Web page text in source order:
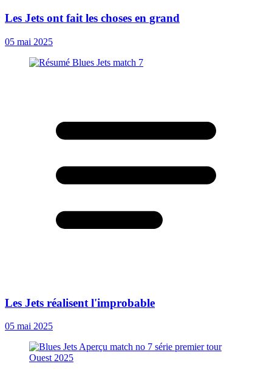
Les Jets ont fait les choses en grand
05 mai 2025
Les Jets réalisent l'improbable
05 mai 2025